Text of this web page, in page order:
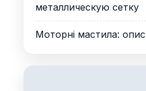
металлическую сетку
Моторні мастила: